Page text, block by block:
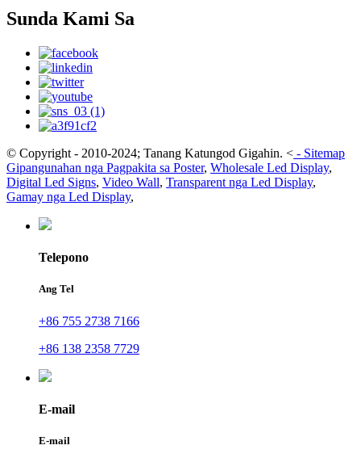
Sunda Kami Sa
© Copyright - 2010-2024; Tanang Katungod Gigahin. < - Sitemap
Gipangunahan nga Pagpakita sa Poster, Wholesale Led Display,
Digital Led Signs, Video Wall, Transparent nga Led Display,
Gamay nga Led Display,
Telepono
Ang Tel
+86 755 2738 7166
+86 138 2358 7729
E-mail
E-mail